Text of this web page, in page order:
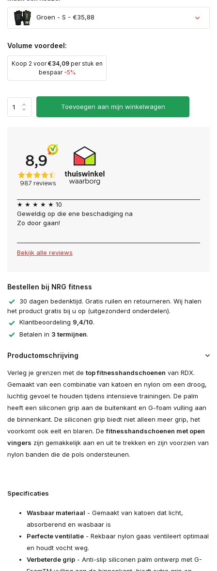
Groen - S - €35,88
Volume voordeel:
Koop 2 voor€34,09per stuk en
bespaar -5%
Toevoegen aan mijn winkelwagen
★ ★ ★ ★ ★ 10
Geweldig op die ene beschadiging na
Zo door gaan!
Bekijk alle reviews
Bestellen bij NRG fitness
30 dagen bedenktijd. Gratis ruilen en retourneren. Wij halen
het product gratis bij u op (uitgezonderd onderdelen).
Klantbeoordeling 9,4/10.
Betalen in 3 termijnen.
Productomschrijving
Verleg je grenzen met de top fitnesshandschoenen van RDX.
Gemaakt van een combinatie van katoen en nylon om een droog,
luchtig gevoel te houden tijdens intensieve trainingen. De palm
heeft een siliconen grip aan de buitenkant en G-foam vulling aan
de binnenkant. De siliconen grip biedt niet alleen meer grip, het
voorkomt ook eelt en blaren. Defitnesshandschoenen met open
vingers zijn gemakkelijk aan en uit te trekken en zijn voorzien van
nylon banden die de pols ondersteunen.
Specificaties
Wasbaar materiaal - Gemaakt van katoen dat licht,
absorberend en wasbaar is
Perfecte ventilatie - Rekbaar nylon gaas ventileert optimaal
en houdt vocht weg.
Verbeterde grip - Anti-slip siliconen palm ontwerp met G-